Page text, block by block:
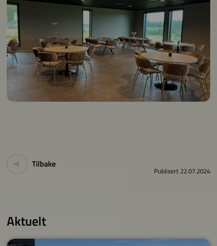
Tilbake
Publisert 22.07.2024
Aktuelt